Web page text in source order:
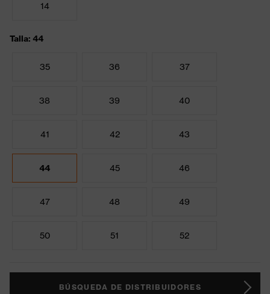
14
Talla: 44
35 36 37
38 39 40
41 42 43
44 45 46
47 48 49
50 51 52
BÚSQUEDA DE DISTRIBUIDORES